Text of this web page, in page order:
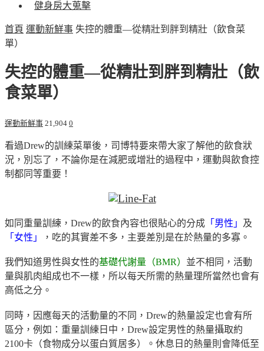
健身房大蒐擊
首頁 運動新鮮事 失控的體重—從精壯到胖到精壯（飲食菜
單）
失控的體重—從精壯到胖到精壯（飲
食菜單）
運動新鮮事 21,904 0
看過Drew的訓練菜單後，司博特要來帶大家了解他的飲食狀
況，別忘了，不論你是在減肥或增壯的過程中，運動與飲食控
制都同等重要！
如同重量訓練， Drew的飲食內容也很貼心的分成 「男性」
及
「女性」
，吃的其實差不多，主要差別是在於熱量的多寡。
我們知道男性與女性的基礎代謝量（BMR） 並不相同，活動
量與肌肉組成也不一樣，所以每天所需的熱量理所當然也會有
高低之分。
同時，因應每天的活動量的不同， Drew的熱量設定也會有所
區分，例如：重量訓練日中， Drew設定男性的熱量攝取約
2100卡（食物成分以蛋白質居多）。休息日的熱量則會降低至